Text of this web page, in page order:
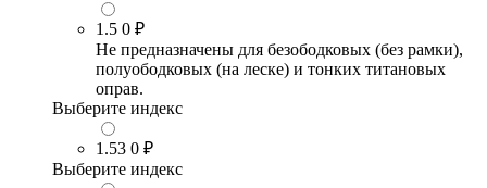
1.5 0 ₽
Не предназначены для безободковых (без рамки),
полуободковых (на леске) и тонких титановых
оправ.
Выберите индекс
1.53 0 ₽
Выберите индекс